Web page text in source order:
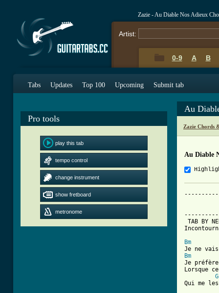
Zazie - Au Diable Nos Adieux
Artist:
0-9 A B
Tabs Updates Top 100 Upcoming Submit tab
Pro tools
play this tab
tempo control
change instrument
show fretboard
metronome
Au
Zazie Chords
Au Diable
TAB BY
Bm
Bm
Je
Lorsque
G
Qui me